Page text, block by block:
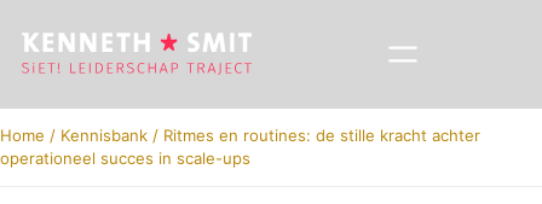
Home / Kennisbank / Ritmes en routines: de stille kracht achter
operationeel succes in scale-ups